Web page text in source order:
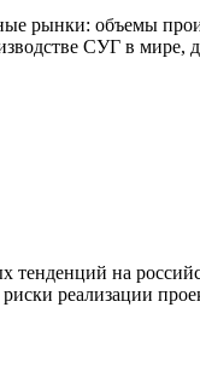
рынки: объемы
СУГ в
тенденций на
реализации